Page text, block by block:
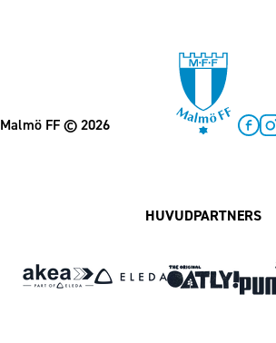
Malmö FF© 2026
HUVUDPARTNERS